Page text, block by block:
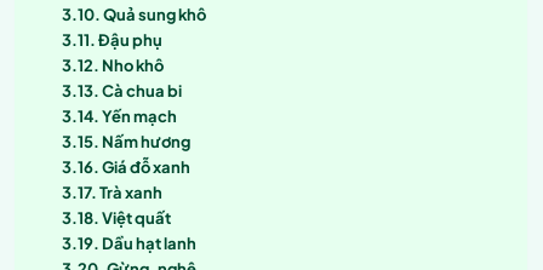
Quả sung khô
Đậu phụ
Nho khô
Cà chua bi
Yến mạch
Nấm hương
Giá đỗ xanh
Trà xanh
Việt quất
Dầu hạt lanh